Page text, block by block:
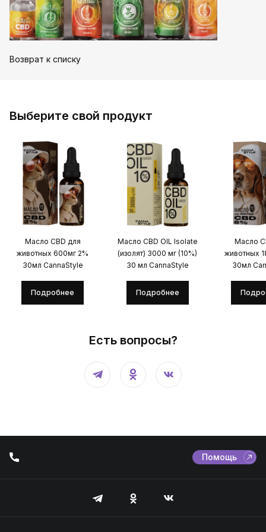
Возврат к списку
Выберите свой продукт
Масло CBD для
животных 600мг 2%
30мл CannaStyle
Подробнее
Масло CBD OIL Isolate
(изолят) 3000 мг (10%)
30 мл CannaStyle
Подробнее
Масло
животных
30мл
Есть вопросы?
Помощь